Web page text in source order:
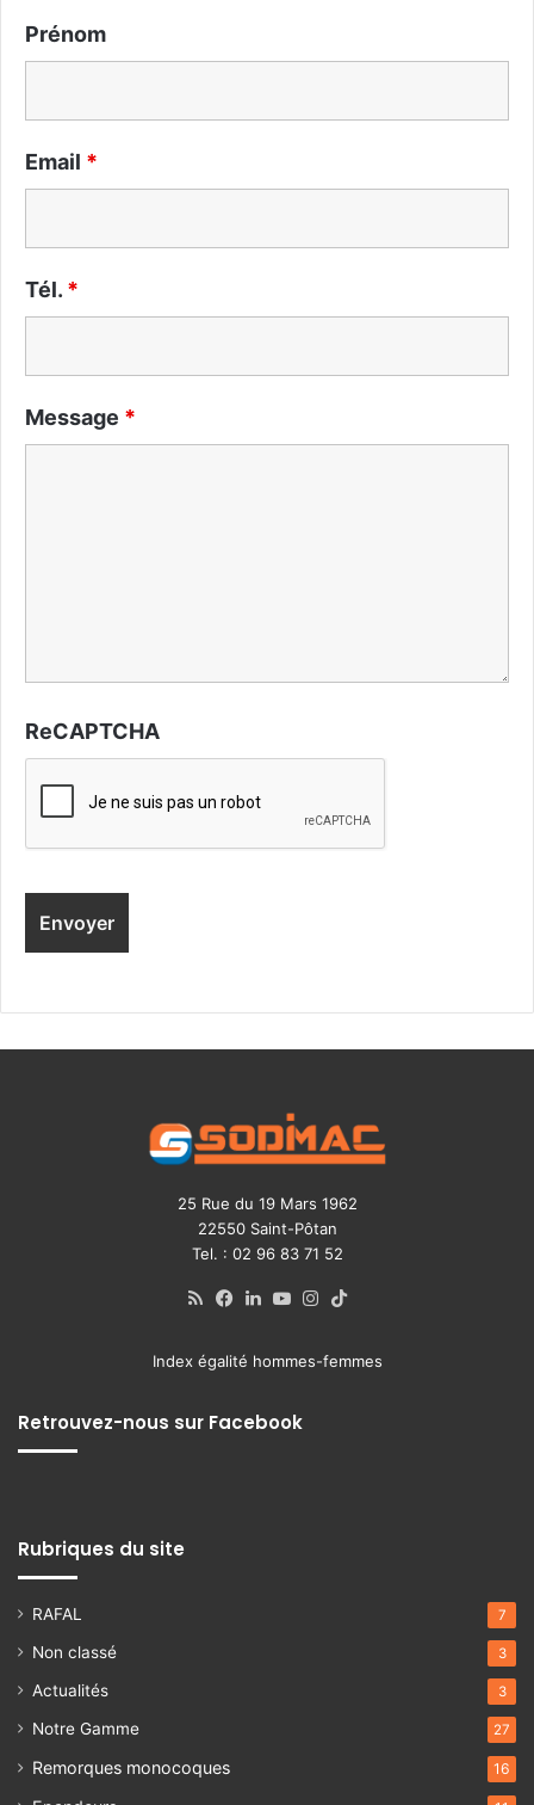
Prénom
Email *
Tél. *
Message *
ReCAPTCHA
25 Rue du 19 Mars 1962
22550 Saint-Pôtan
Tel. : 02 96 83 71 52
RSS Facebook
Linkedin
YouTubeInstagram
Index égalité hommes-femmes
Retrouvez-nous sur Facebook
Rubriques du site
RAFAL 7
Non classé 3
Actualités 3
Notre Gamme 27
Remorques monocoques 16